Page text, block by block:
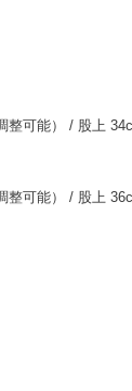
整可能） / 股上
整可能） / 股上